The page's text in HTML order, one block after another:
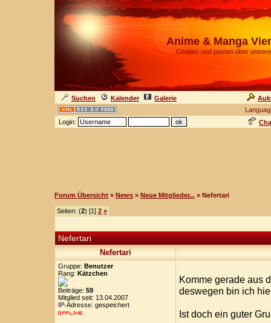
Anime & Manga
Chatten und posten über
Suchen Kalender Galerie
Login:
Forum Übersicht » News » Neue Mitglieder... » Nefertari
Seiten: (2) [1] 2 »
Nefertari
Nefertari
Gruppe: Benutzer
Rang: Kätzchen
Beiträge: 59
Mitglied seit: 13.04.2007
IP-Adresse: gespeichert
Komme gerade aus
deswegen bin ich
Ist doch ein guter